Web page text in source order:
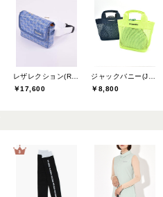
レザレクション(Resurrection)
￥17,600
ジャックバニー(Jack Bunny)
￥8,800